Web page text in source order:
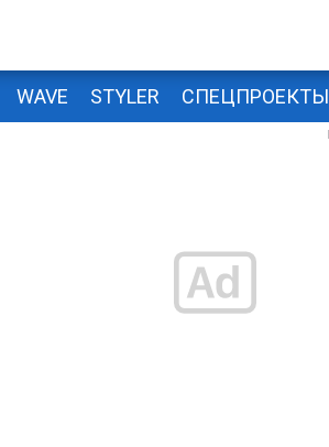
WAVE STYLER СПЕЦПРОЕКТЫ